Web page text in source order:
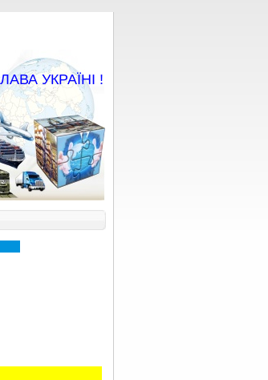
УКРАЇНІ !